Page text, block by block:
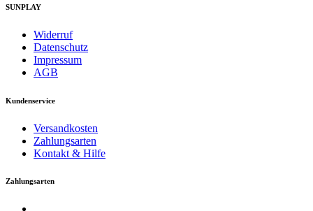
SUNPLAY
Widerruf
Datenschutz
Impressum
AGB
Kundenservice
Versandkosten
Zahlungsarten
Kontakt & Hilfe
Zahlungsarten